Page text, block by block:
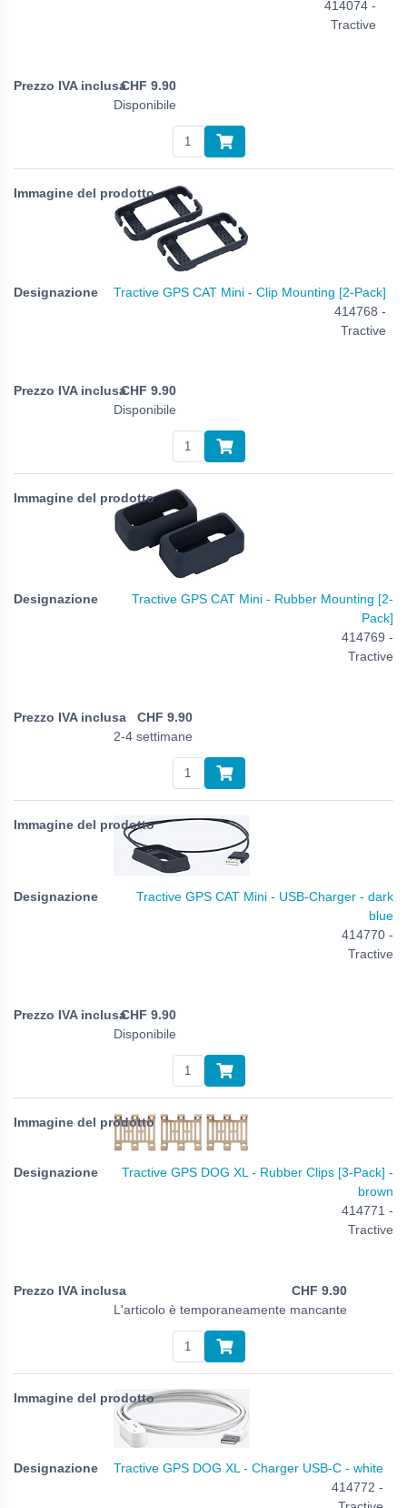
414074 -
Tractive
CHF 9.90
Disponibile
Tractive GPS CAT Mini - Clip Mounting [2-Pack]
414768 -
Tractive
CHF 9.90
Disponibile
Tractive GPS CAT Mini - Rubber Mounting [2-
Pack]
414769 -
Tractive
CHF 9.90
2-4 settimane
Tractive GPS CAT Mini - USB-Charger - dark
blue
414770 -
Tractive
CHF 9.90
Disponibile
Tractive GPS DOG XL - Rubber Clips [3-Pack] -
brown
414771 -
Tractive
CHF 9.90
L'articolo è temporaneamente mancante
Tractive GPS DOG XL - Charger USB-C - white
414772 -